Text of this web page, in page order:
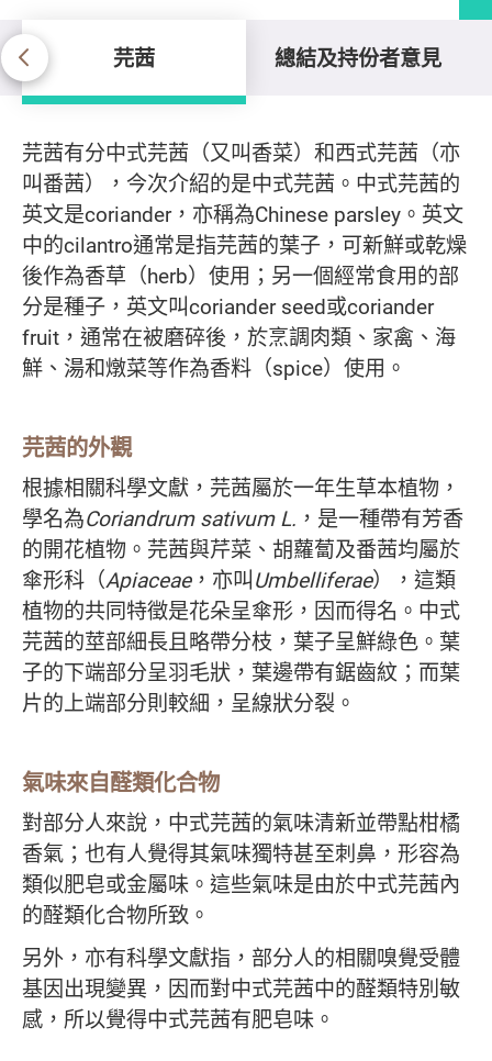
芫茜 總結及持份者意見
芫茜
芫茜有分中式芫茜（又叫香菜）和西式芫茜（亦
叫番茜），今次介紹的是中式芫茜。中式芫茜的
英文是coriander，亦稱為Chinese parsley。英文
中的cilantro通常是指芫茜的葉子，可新鮮或乾燥
後作為香草（herb）使用；另一個經常食用的部
分是種子，英文叫coriander seed或coriander
fruit，通常在被磨碎後，於烹調肉類、家禽、海
鮮、湯和燉菜等作為香料（spice）使用。
芫茜的外觀
根據相關科學文獻，芫茜屬於一年生草本植物，
學名為Coriandrum sativum L. ，是一種帶有芳香
的開花植物。芫茜與芹菜、胡蘿蔔及番茜均屬於
傘形科（Apiaceae，亦叫Umbelliferae），這類
植物的共同特徵是花朵呈傘形，因而得名。中式
芫茜的莖部細長且略帶分枝，葉子呈鮮綠色。葉
子的下端部分呈羽毛狀，葉邊帶有鋸齒紋；而葉
片的上端部分則較細，呈線狀分裂。
氣味來自醛類化合物
對部分人來說，中式芫茜的氣味清新並帶點柑橘
香氣；也有人覺得其氣味獨特甚至刺鼻，形容為
類似肥皂或金屬味。這些氣味是由於中式芫茜內
的醛類化合物所致。
另外，亦有科學文獻指，部分人的相關嗅覺受體
基因出現變異，因而對中式芫茜中的醛類特別敏
感，所以覺得中式芫茜有肥皂味。